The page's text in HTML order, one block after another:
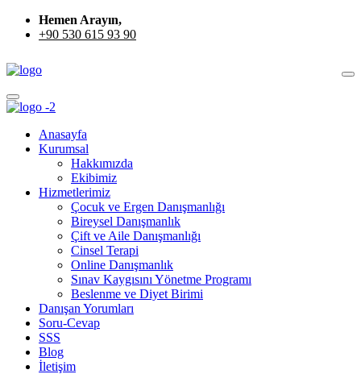
Hemen Arayın,
+90 530 615 93 90
Anasayfa
Kurumsal
Hakkımızda
Ekibimiz
Hizmetlerimiz
Çocuk ve Ergen Danışmanlığı
Bireysel Danışmanlık
Çift ve Aile Danışmanlığı
Cinsel Terapi
Online Danışmanlık
Sınav Kaygısını Yönetme Programı
Beslenme ve Diyet Birimi
Danışan Yorumları
Soru-Cevap
SSS
Blog
İletişim